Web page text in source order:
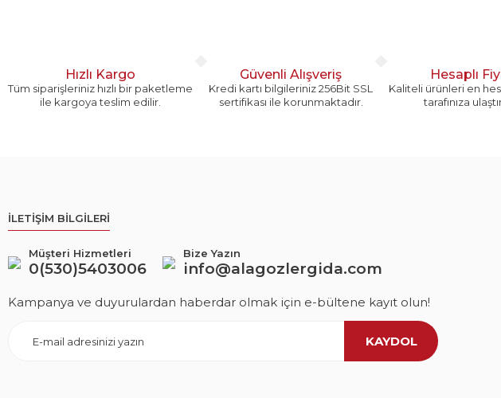
Hızlı Kargo
Tüm siparişleriniz hızlı bir paketleme
ile kargoya teslim edilir.
Güvenli Alışveriş
Kredi kartı bilgileriniz 256Bit SSL
sertifikası ile korunmaktadır.
Hesaplı
Kaliteli ürünleri en
tarafınıza
İLETİŞİM BİLGİLERİ
Müşteri Hizmetleri
0(530)5403006
Bize Yazın
info@alagozlergida.com
Kampanya ve duyurulardan haberdar olmak için e-bültene kayıt olun!
KAYDOL